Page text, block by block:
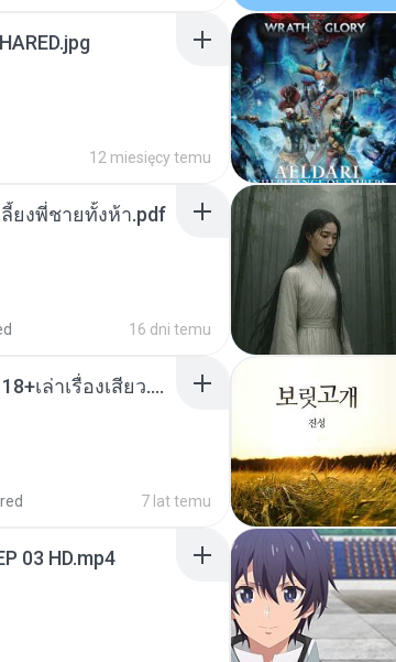
12 miesięcy temu
ยงพี่ชายทั้งห้า.pdf
16 dni temu
เมียน้อยเหงา พาเสียวค่ะ18+เล่าเรื่องเสียว.mp3
7 lat temu
03 HD.mp4